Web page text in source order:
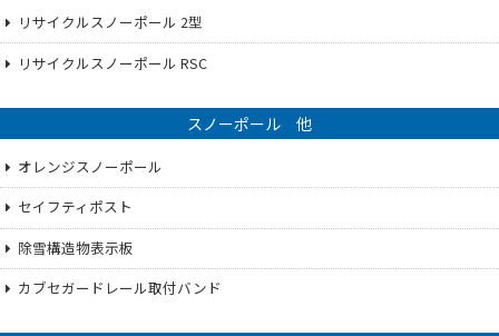
リサイクルスノーポール 2型
リサイクルスノーポール RSC
スノーポール 他
オレンジスノーポール
セイフティポスト
除雪構造物表示板
カブセガードレール取付バンド